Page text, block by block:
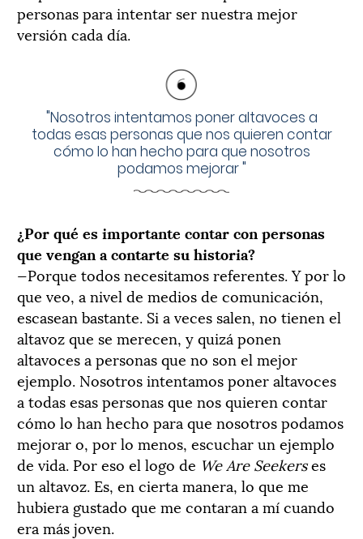
personas para intentar ser nuestra mejor
versión cada día.
"Nosotros intentamos poner altavoces a
todas esas personas que nos quieren contar
cómo lo han hecho para que nosotros
podamos mejorar"
¿Por qué es importante contar con personas
que vengan a contarte su historia?
—Porque todos necesitamos referentes. Y por lo
que veo, a nivel de medios de comunicación,
escasean bastante. Si a veces salen, no tienen el
altavoz que se merecen, y quizá ponen
altavoces a personas que no son el mejor
ejemplo. Nosotros intentamos poner altavoces
a todas esas personas que nos quieren contar
cómo lo han hecho para que nosotros podamos
mejorar o, por lo menos, escuchar un ejemplo
de vida. Por eso el logo de We Are Seekerses
un altavoz. Es, en cierta manera, lo que me
hubiera gustado que me contaran a mí cuando
era más joven.